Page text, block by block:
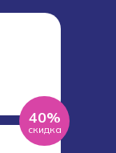
40%
скидка